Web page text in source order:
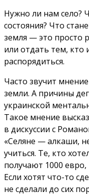
Нужно ли нам село?
состояния? Что
земля — это просто
или отдать тем, кто
распорядиться.
Часто звучит
земли. А причины
украинской
Такое мнение
в дискуссии с
«Селяне — алкаши,
учиться. Те, кто
получают 1000
Если хотят что-то
не сделали до сих